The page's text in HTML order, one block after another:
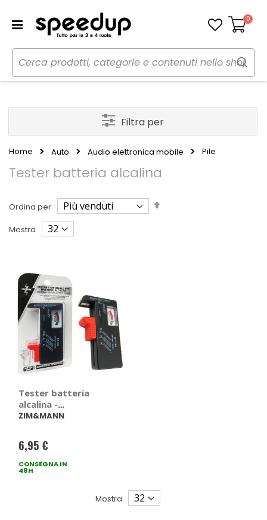
Carrello
0
Home Auto Audio elettronica mobile Pile
Tester batteria alcalina
Ordina per
Imposta
Mostra
Tester batteria
alcalina -
ZIM&MANN
ZIM&MANN
6,95 €
CONSEGNA IN
48H
Mostra
Filtra per